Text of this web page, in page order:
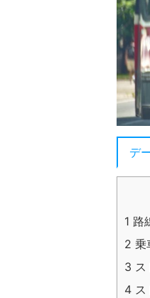
デ
1 路
2 乗
3 ス
4 ス